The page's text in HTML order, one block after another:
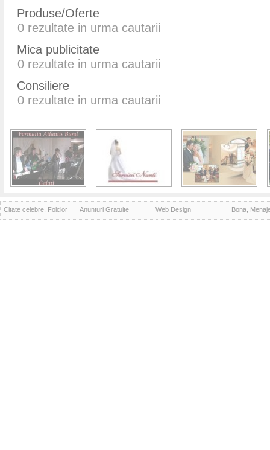
Produse/Oferte
0 rezultate in urma cautarii
Mica publicitate
0 rezultate in urma cautarii
Consiliere
0 rezultate in urma cautarii
Citate celebre, Folclor Anunturi Gratuite Web Design Bona,